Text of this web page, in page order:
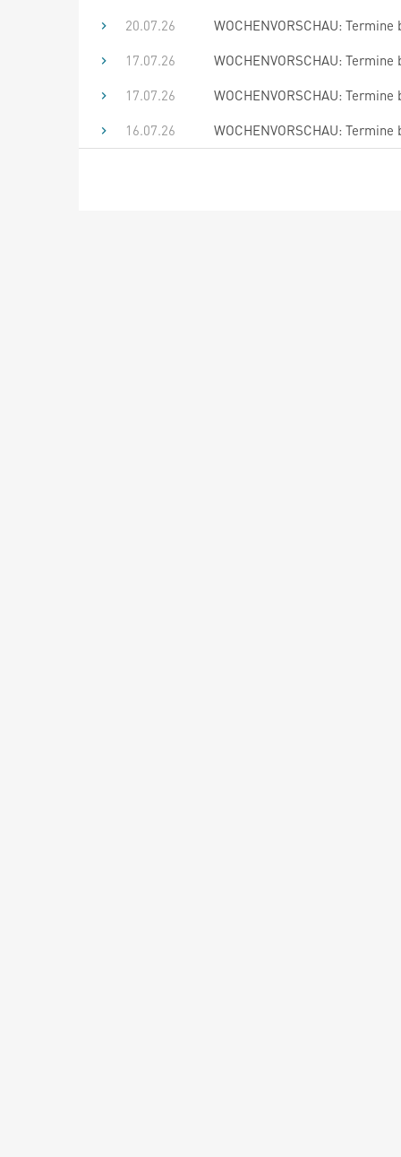
20.07.26
WOCHENVORSCHAU:
17.07.26
WOCHENVORSCHAU:
17.07.26
WOCHENVORSCHAU:
16.07.26
WOCHENVORSCHAU: